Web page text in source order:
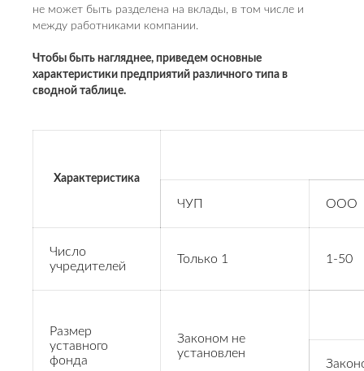
не может быть разделена на вклады, в том числе и
между работниками компании.
Чтобы быть нагляднее, приведем основные
характеристики предприятий различного типа в
сводной таблице.
Характеристика
ЧУП ООО
Число
учредителей
Только 1 1-50
Размер
уставного
фонда
Законом не
установлен